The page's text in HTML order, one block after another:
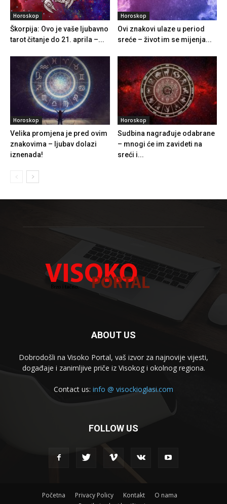
Horoskop
Škorpija: Ovo je vaše ljubavno
tarot čitanje do 21. aprila –...
Horoskop
Ovi znakovi ulaze u period
sreće – život im se mijenja...
Horoskop
Velika promjena je pred ovim
znakovima – ljubav dolazi
iznenada!
Horoskop
Sudbina nagrađuje odabrane
– mnogi će im zavideti na
sreći i...
ABOUT US
Dobrodošli na Visoko Portal, vaš izvor za najnovije vijesti,
događaje i zanimljive priče iz Visokog i okolnog regiona.
Contact us: info @ visockioglasi.com
FOLLOW US
Početna Privacy Policy Kontakt
O nama